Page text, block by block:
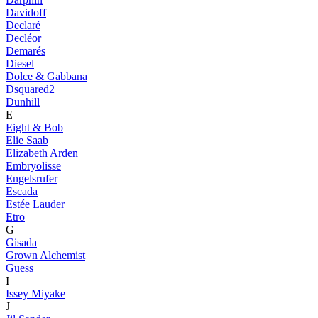
Davidoff
Declaré
Decléor
Demarés
Diesel
Dolce & Gabbana
Dsquared2
Dunhill
E
Eight & Bob
Elie Saab
Elizabeth Arden
Embryolisse
Engelsrufer
Escada
Estée Lauder
Etro
G
Gisada
Grown Alchemist
Guess
I
Issey Miyake
J